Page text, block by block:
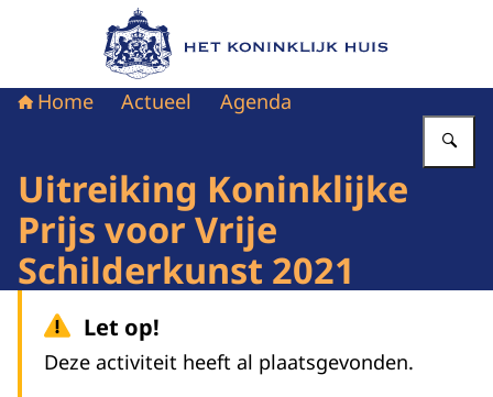
Naar de homepage van Het Koninklijk Huis
Home Actueel Agenda
Uitreiking Koninklijke
Prijs voor Vrije
Schilderkunst 2021
Let op!
Deze activiteit heeft al plaatsgevonden.